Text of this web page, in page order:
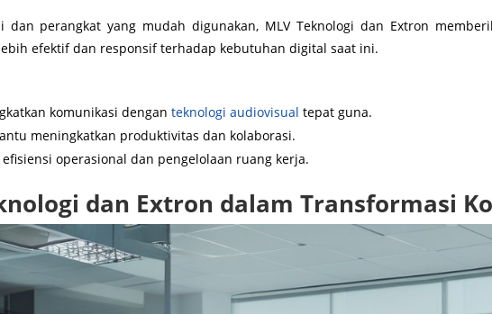
dan perangkat yang mudah digunakan, MLV Teknologi dan Extron
efektif dan responsif terhadap kebutuhan digital saat ini.
komunikasi dengan teknologi audiovisual tepat guna.
meningkatkan produktivitas dan kolaborasi.
operasional dan pengelolaan ruang kerja.
dan Extron dalam Transformasi